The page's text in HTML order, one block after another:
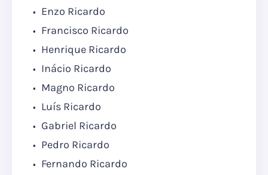
Enzo Ricardo
Francisco Ricardo
Henrique Ricardo
Inácio Ricardo
Magno Ricardo
Luís Ricardo
Gabriel Ricardo
Pedro Ricardo
Fernando Ricardo